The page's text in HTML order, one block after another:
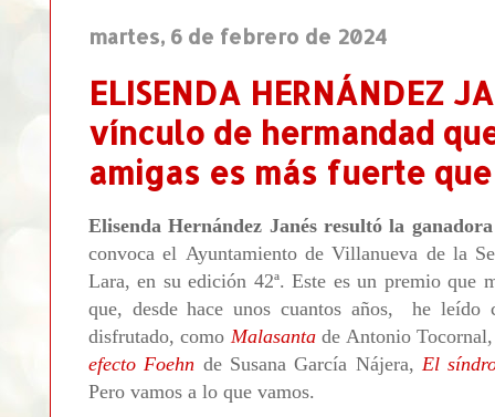
martes, 6 de febrero de 2024
ELISENDA HERNÁNDEZ
vínculo de hermandad
amigas es más fuerte
Elisenda Hernández Janés resultó la
convoca el Ayuntamiento de Villanueva de la
Lara, en su edición 42ª. Este es un premio que
que, desde hace unos cuantos años, he
disfrutado, como Malasantade Antonio
efecto Foehn de Susana García Nájera, El
Pero vamos a lo que vamos.